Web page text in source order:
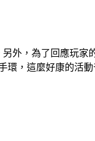
外，為了回應玩家
環，這麼好康的活動